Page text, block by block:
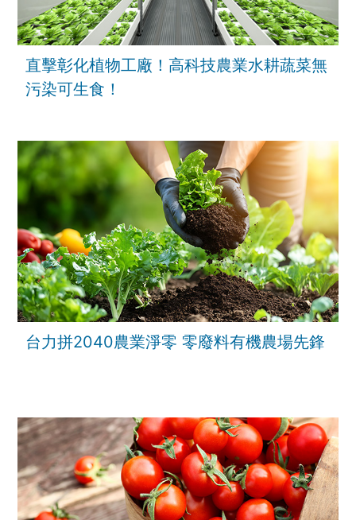
直擊彰化植物工廠！高科技農業水耕蔬菜無
污染可生食！
台力拼2040農業淨零 零廢料有機農場先鋒